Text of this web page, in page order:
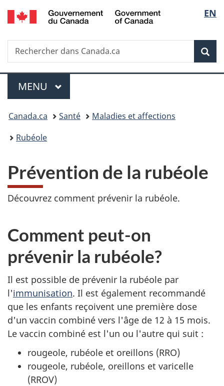
Passer
au
principal
Passer
à
Au
du
Passer
au
de
section
Passer
à
version
simplifiée
de
la
EN
Recherche
Rechercher
dans
Menu
MENU PRINCIPAL
Vous
êtes
Canada.ca Santé
Maladies et affections
Rubéole
Prévention de la rubéole
Découvrez comment prévenir la rubéole.
Comment peut-on
prévenir la rubéole?
Il est possible de prévenir la rubéole par
l'immunisation. Il est également recommandé
que les enfants reçoivent une première dose
d'un vaccin combiné vers l'âge de 12 à 15 mois.
Le vaccin combiné est l'un ou l'autre qui suit :
rougeole, rubéole et oreillons (RRO)
rougeole, rubéole, oreillons et varicelle
(RROV)